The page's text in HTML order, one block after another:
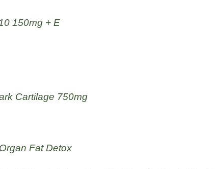
150mg + E
Cartilage 750mg
Fat Detox